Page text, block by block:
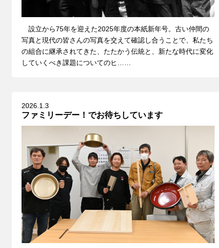
設立から75年を迎えた2025年度の本紙新年号。古い仲間の
写真と現代の皆さんの写真を交えて確認し合うことで、私たち
の組合に継承されてきた、たたかう伝統と、新たな時代に変化
していくべき課題についてのヒ……
2026.1.3
ファミリーデー！でお待ちしています